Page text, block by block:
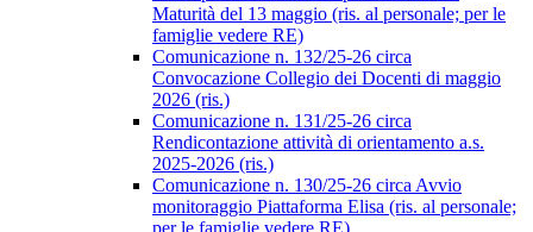
Maturità del 13 maggio (ris. al personale; per le
famiglie vedere RE)
Comunicazione n. 132/25-26 circa
Convocazione Collegio dei Docenti di maggio
2026 (ris.)
Comunicazione n. 131/25-26 circa
Rendicontazione attività di orientamento a.s.
2025-2026 (ris.)
Comunicazione n. 130/25-26 circa Avvio
monitoraggio Piattaforma Elisa (ris. al personale;